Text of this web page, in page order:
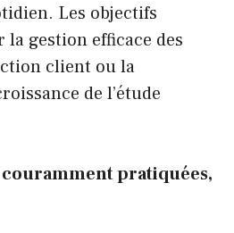
Les objectifs
gestion efficace des
client ou la
de l’étude
pratiquées,